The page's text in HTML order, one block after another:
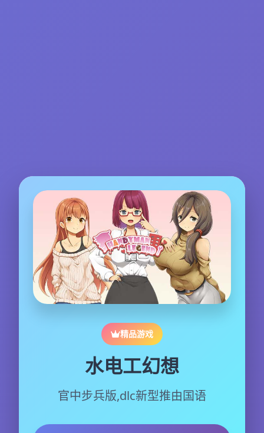
精品游戏
水电工幻想
官中步兵版,dlc新型推由国语